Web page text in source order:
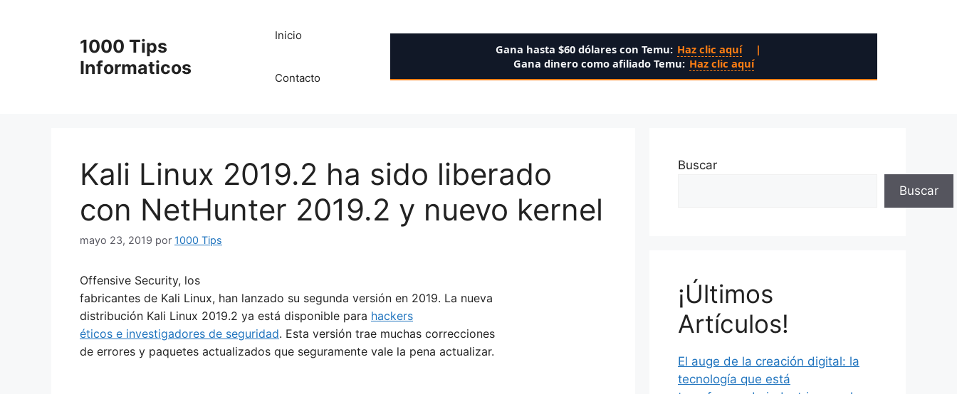
1000 Tips
Informaticos
Inicio
Contacto
Gana hasta $60 dólares con Temu: Haz clic aquí
|
Gana dinero como afiliado Temu: Haz clic aquí
Kali Linux 2019.2 ha sido liberado
con NetHunter 2019.2 y nuevo kernel
mayo 23, 2019 por 1000 Tips
Offensive Security, los
fabricantes de Kali Linux, han lanzado su segunda versión en 2019. La nueva
distribución Kali Linux 2019.2 ya está disponible para hackers
éticos e investigadores de seguridad. Esta versión trae muchas correcciones
de errores y paquetes actualizados que seguramente vale la pena actualizar.
Buscar
Buscar
¡Últimos
Artículos!
El auge de la creación digital: la
tecnología que está